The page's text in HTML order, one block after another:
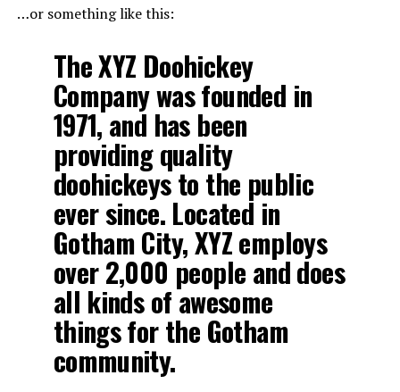
…or something like this:
The XYZ Doohickey
Company was founded in
1971, and has been
providing quality
doohickeys to the public
ever since. Located in
Gotham City, XYZ employs
over 2,000 people and does
all kinds of awesome
things for the Gotham
community.